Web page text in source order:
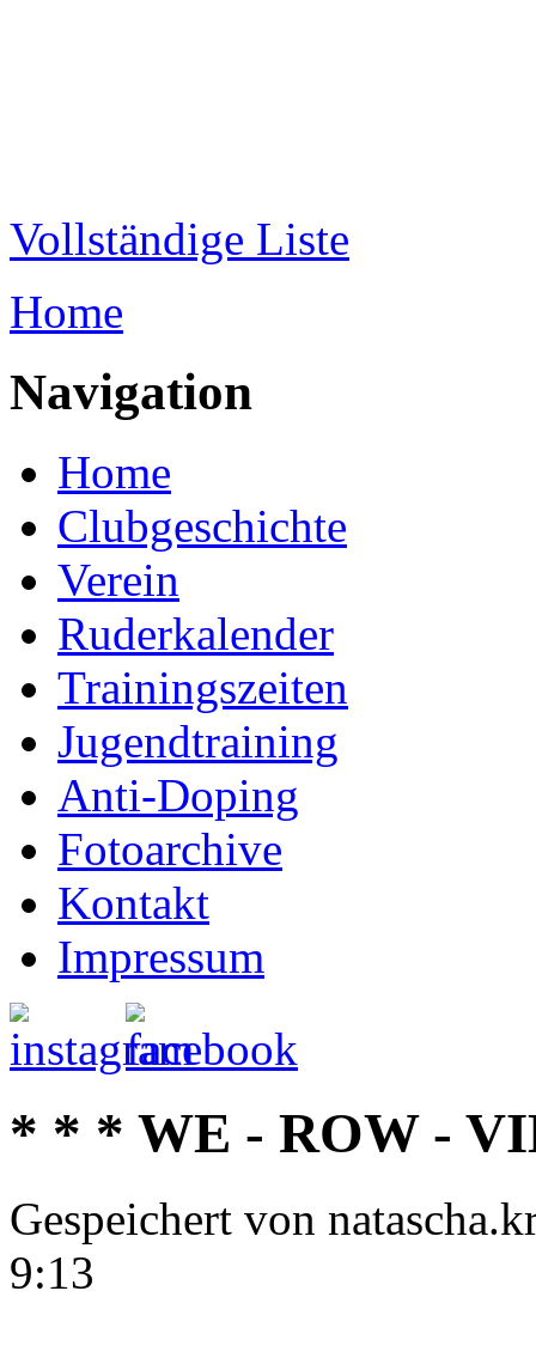
Vollständige Liste
Sie sind hier
Home
Navigation
Home
Clubgeschichte
Verein
Ruderkalender
Trainingszeiten
Jugendtraining
Anti-Doping
Fotoarchive
Kontakt
Impressum
* * * WE - ROW -
Gespeichert von
9:13